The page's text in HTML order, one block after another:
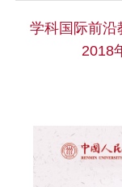
学科国际前沿
2018